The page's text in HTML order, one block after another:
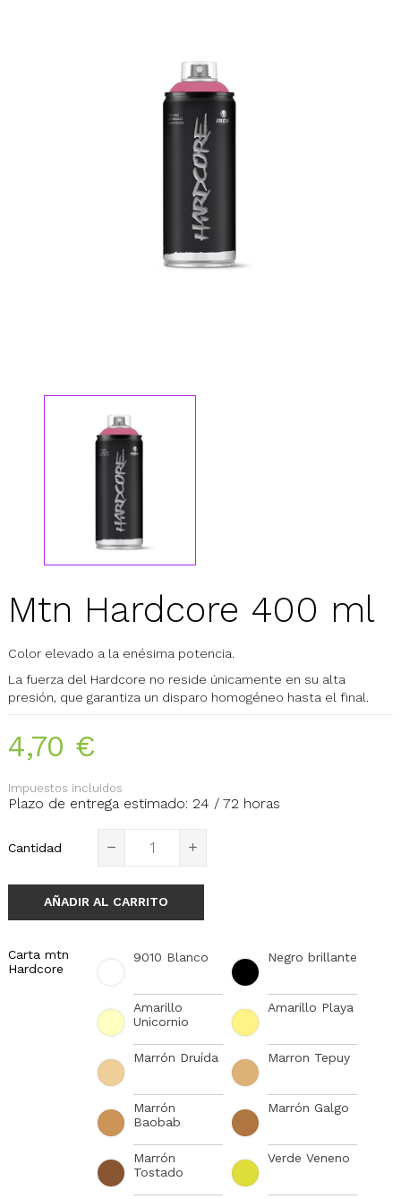
Mtn Hardcore 400 ml
Color elevado a la enésima potencia.
La fuerza del Hardcore no reside únicamente en su alta
presión, que garantiza un disparo homogéneo hasta el final.
4,70 €
Impuestos incluidos
Plazo de entrega estimado: 24 / 72 horas
Cantidad
AÑADIR AL CARRITO
Carta mtn
Hardcore
9010 Blanco Negro brillante
Amarillo
Unicornio
Amarillo Playa
Marrón Druída Marron Tepuy
Marrón
Baobab
Marrón Galgo
Marrón
Tostado
Verde Veneno